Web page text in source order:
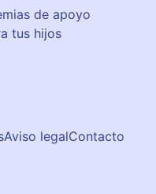
de apoyo
tus hijos
Aviso legalContacto